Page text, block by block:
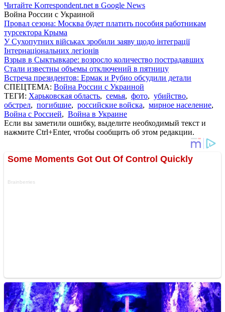
Читайте Korrespondent.net в Google News
Война России с Украиной
Провал сезона: Москва будет платить пособия работникам
турсектора Крыма
У Сухопутних військах зробили заяву щодо інтеграції
Інтернаціональних легіонів
Взрыв в Сыктывкаре: возросло количество пострадавших
Стали известны объемы отключений в пятницу
Встреча президентов: Ермак и Рубио обсудили детали
СПЕЦТЕМА: Война России с Украиной
ТЕГИ: Харьковская область, семья, фото, убийство,
обстрел, погибшие, российские войска, мирное население,
Война с Россией, Война в Украине
Если вы заметили ошибку, выделите необходимый текст и
нажмите Ctrl+Enter, чтобы сообщить об этом редакции.